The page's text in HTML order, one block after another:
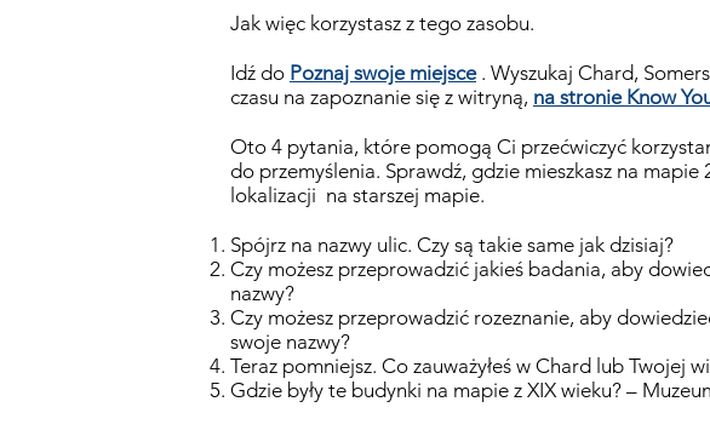
Jak więc korzystasz z tego zasobu.
Idź do Poznaj swoje miejsce. Wyszukaj Chard,
czasu na zapoznanie się z witryną, na stronie Know
Oto 4 pytania, które pomogą Ci przećwiczyć
do przemyślenia. Sprawdź, gdzie mieszkasz na mapie
lokalizacji na starszej mapie.
Spójrz na nazwy ulic. Czy są takie same jak dzisiaj?
Czy możesz przeprowadzić jakieś badania, aby
nazwy?
Czy możesz przeprowadzić rozeznanie, aby
swoje nazwy?
Teraz pomniejsz. Co zauważyłeś w Chard lub Twojej
Gdzie były te budynki na mapie z XIX wieku? –